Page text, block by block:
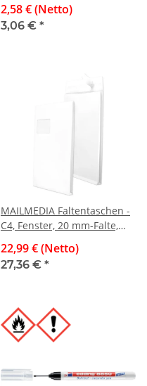
2,58 € (Netto)
3,06 € *
MAILMEDIA Faltentaschen -
C4, Fenster, 20 mm-Falte,
120 g/qm, weiß, 100 Stück
22,99 € (Netto)
27,36 € *